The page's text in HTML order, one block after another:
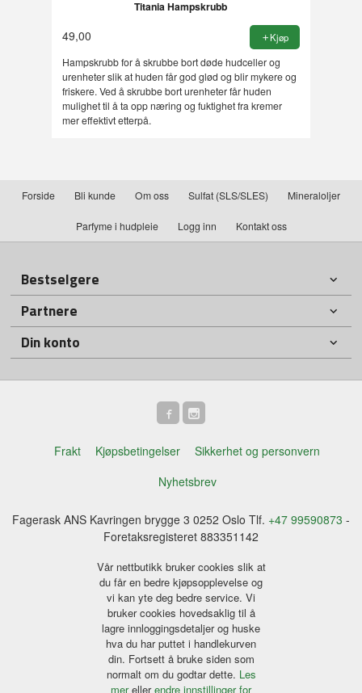
Titania Hampskrubb
49,00 Kjøp
Hampskrubb for å skrubbe bort døde hudceller og
urenheter slik at huden får god glød og blir mykere og
friskere. Ved å skrubbe bort urenheter får huden
mulighet til å ta opp næring og fuktighet fra kremer
mer effektivt etterpå.
Forside Bli kunde Om oss Sulfat (SLS/SLES) Mineraloljer
Parfyme i hudpleie Logg inn Kontakt oss
Bestselgere
Partnere
Din konto
Frakt Kjøpsbetingelser
Sikkerhet og personvern
Nyhetsbrev
Fagerask ANS Kavringen brygge 3 0252 Oslo Tlf. +47 99590873 -
Foretaksregisteret 883351142
Vår nettbutikk bruker cookies slik at
du får en bedre kjøpsopplevelse og
vi kan yte deg bedre service. Vi
bruker cookies hovedsaklig til å
lagre innloggingsdetaljer og huske
hva du har puttet i handlekurven
din. Fortsett å bruke siden som
normalt om du godtar dette. Les
merellerendre innstillinger for